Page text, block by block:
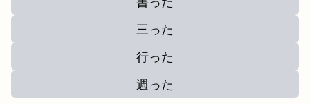
三った
行った
週った